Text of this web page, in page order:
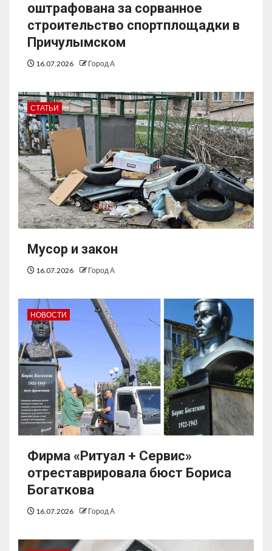
оштрафована за сорванное
строительство спортплощадки в
Причулымском
16.07.2026 Город А
СТАТЬИ
Мусор и закон
16.07.2026 Город А
НОВОСТИ
Фирма «Ритуал + Сервис»
отреставрировала бюст Бориса
Богаткова
16.07.2026 Город А